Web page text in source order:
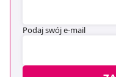
Podaj swój e-mail